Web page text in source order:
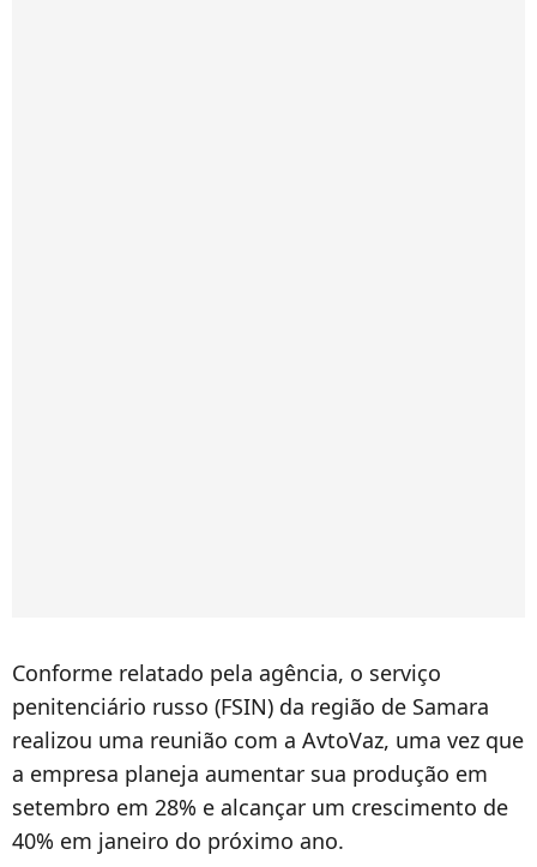
Conforme relatado pela agência, o serviço
penitenciário russo (FSIN) da região de Samara
realizou uma reunião com a AvtoVaz, uma vez que
a empresa planeja aumentar sua produção em
setembro em 28% e alcançar um crescimento de
40% em janeiro do próximo ano.